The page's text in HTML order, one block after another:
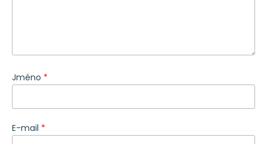
Jméno *
E-mail *